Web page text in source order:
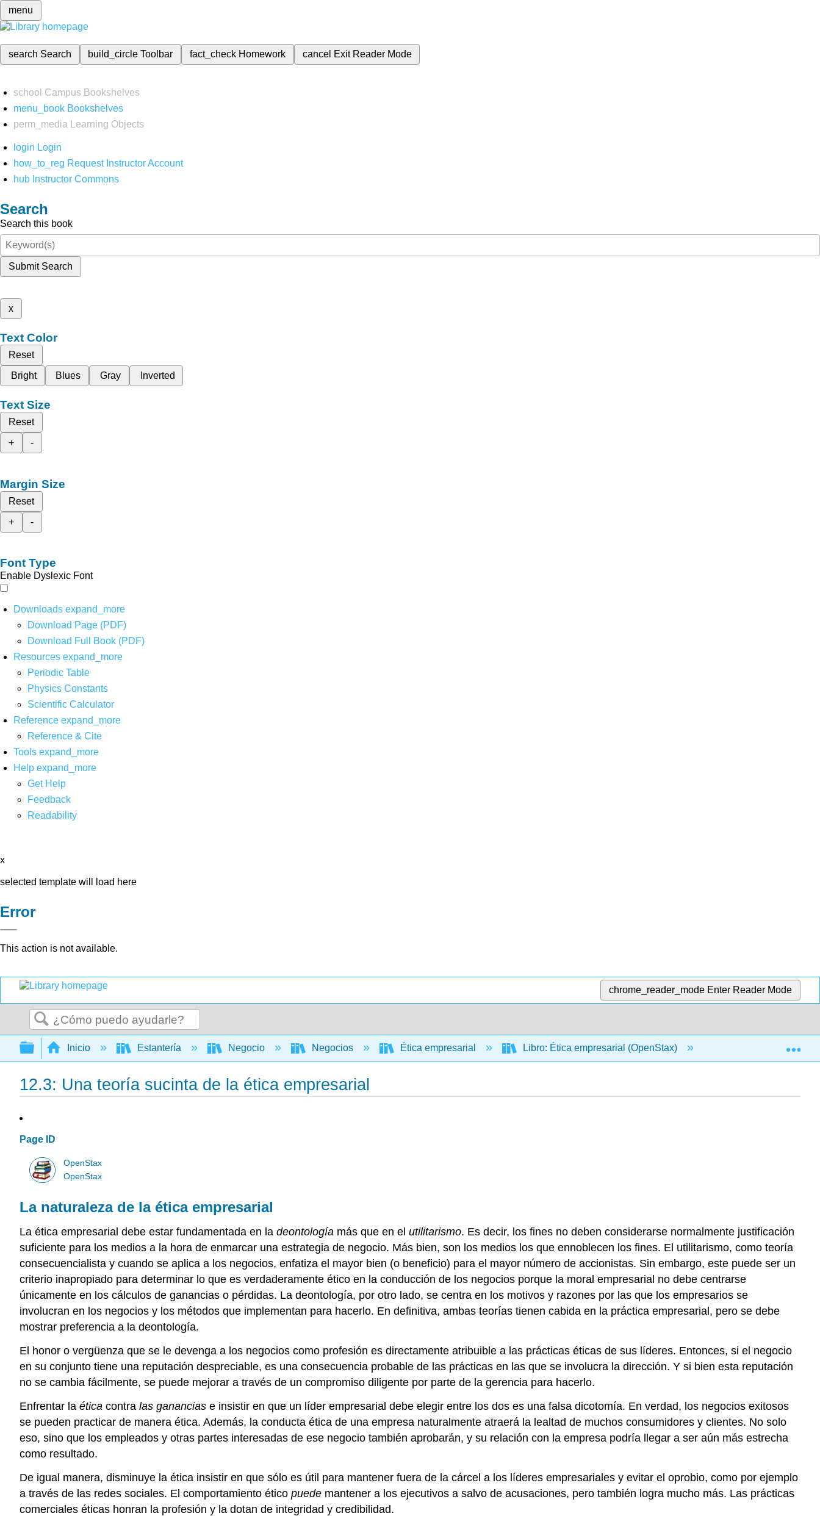
menu
search Search build_circleToolbar fact_check Homework cancel Exit Reader Mode
school Campus Bookshelves
menu_book Bookshelves
perm_media
Learning Objects
login Login
how_to_reg Request Instructor Account
hub Instructor Commons
Search
Search this book
Submit Search
x
Text Color
Reset
Bright
Blues Gray Inverted
Text Size
Reset
+
-
Margin Size
Reset
+
-
Font Type
Enable Dyslexic Font
Downloads expand_more
Download Page (PDF)
Download Full Book (PDF)
Resources expand_more
Periodic Table
Physics Constants
Scientific Calculator
Reference expand_more
Reference & Cite
Tools expand_more
Help expand_more
Get Help
Feedback
Readability
x
selected template will load here
Error
This action is not available.
chrome_reader_mode Enter Reader Mode
Buscar
Expandir/contraer jerarquía global
Inicio Estantería Negocio Negocios Ética empresarial Libro: Ética empresarial (OpenStax) 12: Apéndices
12.3: Una teoría sucinta de la ética empresarial
Page ID
OpenStax
OpenStax
La naturaleza de la ética empresarial
La ética empresarial debe estar fundamentada en la deontología más que en el utilitarismo. Es decir, los fines no deben considerarse normalmente justificación
suficiente para los medios a la hora de enmarcar una estrategia de negocio. Más bien, son los medios los que ennoblecen los fines. El utilitarismo, como teoría
consecuencialista y cuando se aplica a los negocios, enfatiza el mayor bien (o beneficio) para el mayor número de accionistas. Sin embargo, este puede ser un
criterio inapropiado para determinar lo que es verdaderamente ético en la conducción de los negocios porque la moral empresarial no debe centrarse
únicamente en los cálculos de ganancias o pérdidas. La deontología, por otro lado, se centra en los motivos y razones por las que los empresarios se
involucran en los negocios y los métodos que implementan para hacerlo. En definitiva, ambas teorías tienen cabida en la práctica empresarial, pero se debe
mostrar preferencia a la deontología.
El honor o vergüenza que se le devenga a los negocios como profesión es directamente atribuible a las prácticas éticas de sus líderes. Entonces, si el negocio
en su conjunto tiene una reputación despreciable, es una consecuencia probable de las prácticas en las que se involucra la dirección. Y si bien esta reputación
no se cambia fácilmente, se puede mejorar a través de un compromiso diligente por parte de la gerencia para hacerlo.
Enfrentar la ética contra las ganancias e insistir en que un líder empresarial debe elegir entre los dos es una falsa dicotomía. En verdad, los negocios exitosos
se pueden practicar de manera ética. Además, la conducta ética de una empresa naturalmente atraerá la lealtad de muchos consumidores y clientes. No solo
eso, sino que los empleados y otras partes interesadas de ese negocio también aprobarán, y su relación con la empresa podría llegar a ser aún más estrecha
como resultado.
De igual manera, disminuye la ética insistir en que sólo es útil para mantener fuera de la cárcel a los líderes empresariales y evitar el oprobio, como por ejemplo
a través de las redes sociales. El comportamiento ético puede mantener a los ejecutivos a salvo de acusaciones, pero también logra mucho más. Las prácticas
comerciales éticas honran la profesión y la dotan de integridad y credibilidad.